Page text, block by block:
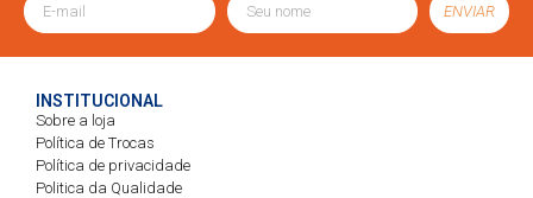
ENVIAR
INSTITUCIONAL
Sobre a loja
Política de Trocas
Política de privacidade
Politica da Qualidade